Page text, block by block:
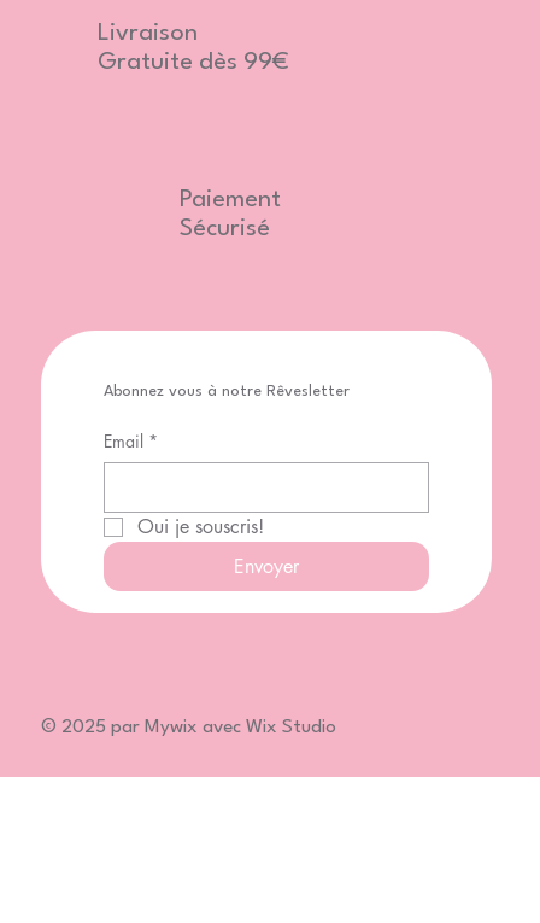
Abonnez vous à notre Rêvesletter
Email *
Oui je souscris!
Envoyer
Livraison
Gratuite dès 99€
Paiement
Sécurisé
© 2025 par Mywix avec Wix Studio